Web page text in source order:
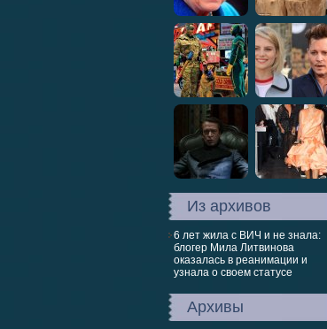
Из архивов
6 лет жила с ВИЧ и не знала:
блогер Мила Литвинова
оказалась в реанимации и
узнала о своем статусе
Архивы